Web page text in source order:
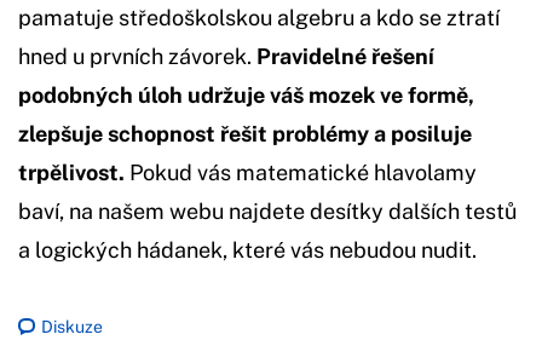
pamatuje středoškolskou algebru a kdo se ztratí
hned u prvních závorek. Pravidelné řešení
podobných úloh udržuje váš mozek ve formě,
zlepšuje schopnost řešit problémy a posiluje
trpělivost. Pokud vás matematické hlavolamy
baví, na našem webu najdete desítky dalších testů
a logických hádanek, které vás nebudou nudit.
Diskuze